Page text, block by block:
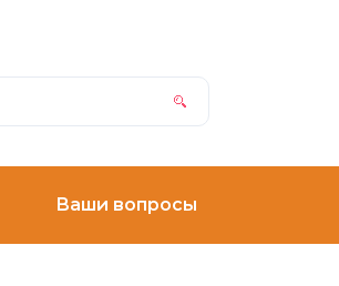
Ваши вопросы